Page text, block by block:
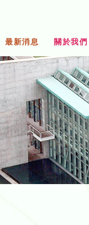
最新消息 關於我們